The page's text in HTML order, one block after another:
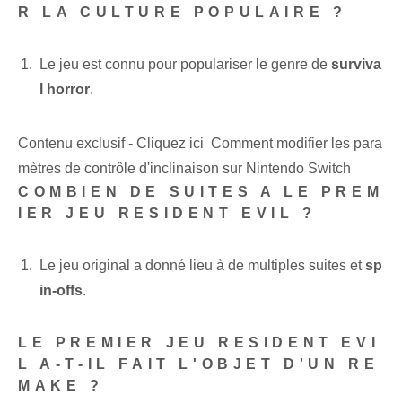
R LA CULTURE POPULAIRE ?
Le jeu est connu pour populariser le genre de surviva
l horror.
Contenu exclusif - Cliquez ici Comment modifier les para
mètres de contrôle d'inclinaison sur Nintendo Switch
COMBIEN DE SUITES A LE PREM
IER JEU RESIDENT EVIL ?
Le jeu original a donné lieu à de multiples suites etsp
in-offs.
LE PREMIER JEU RESIDENT ‌EVI
L A-T-IL FAIT L'OBJET D'UN RE
MAKE ?